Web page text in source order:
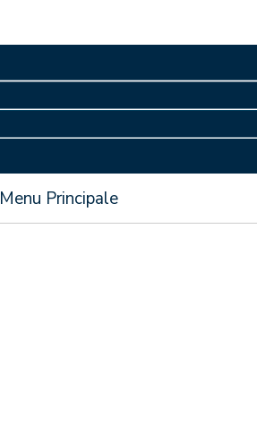
Menu Principale